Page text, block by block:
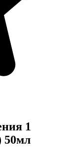
1
50мл